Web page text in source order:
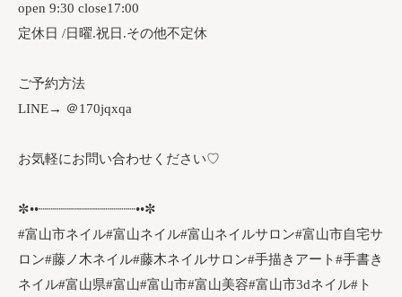
open 9:30 close17:00
定休日 /日曜.祝日.その他不定休
ご予約方法
LINE→ ＠170jqxqa
お気軽にお問い合わせください♡
✼••┈┈┈┈┈┈┈┈┈┈┈┈••✼
#富山市ネイル#富山ネイル#富山ネイルサロン#富山市自宅サ
ロン#藤ノ木ネイル#藤木ネイルサロン#手描きアート#手書き
ネイル#富山県#富山#富山市#富山美容#富山市3dネイル#ト